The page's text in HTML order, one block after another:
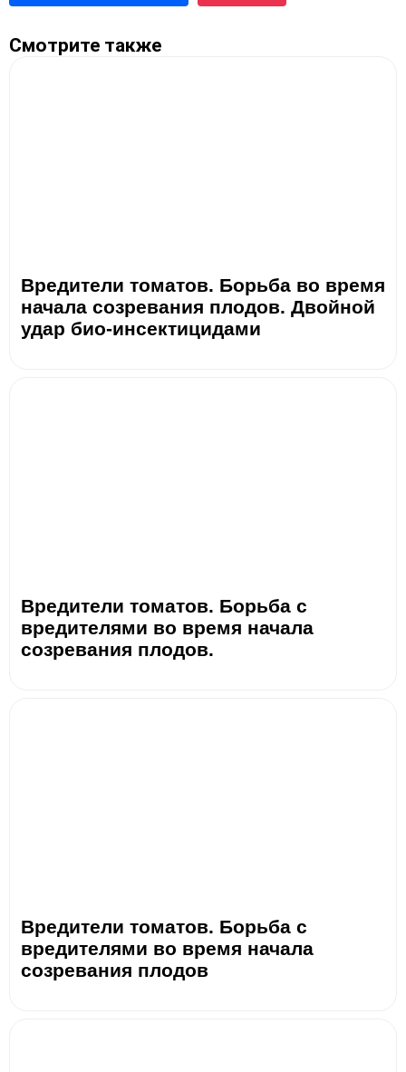
Смотрите также
Вредители томатов. Борьба во время
начала созревания плодов. Двойной
удар био-инсектицидами
Вредители томатов. Борьба с
вредителями во время начала
созревания плодов.
Вредители томатов. Борьба с
вредителями во время начала
созревания плодов